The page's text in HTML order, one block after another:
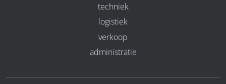
techniek
logistiek
verkoop
administratie